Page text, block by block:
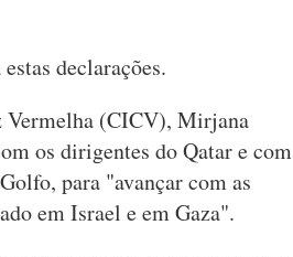
declarações.
Vermelha (CICV), Mirjana
os dirigentes do Qatar e com
para "avançar com as
em Israel e em Gaza".